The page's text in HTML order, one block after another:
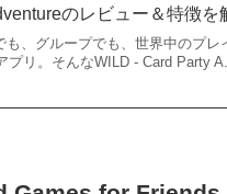
のレビュー＆特徴を
、グループでも、世界中のプレ
リ。そんなWILD - Card Party